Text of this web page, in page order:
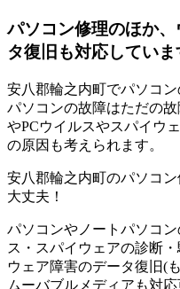
パソコン修理のほか
タ復旧も対応していま
安八郡輪之内町でパソコ
パソコンの故障はただの
やPCウイルスやスパイウ
の原因も考えられます。
安八郡輪之内町のパソコ
大丈夫！
パソコンやノートパソコ
ス・スパイウェアの診断
ウェア障害のデータ復旧(
ムーバブルメディアも対